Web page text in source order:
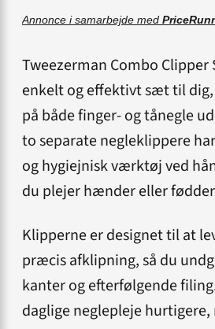
Annonce i samarbejde med
Tweezerman Combo Clipper
enkelt og effektivt sæt til
på både finger- og tånegle
to separate negleklippere
og hygiejnisk værktøj ved
du plejer hænder eller
Klipperne er designet til at
præcis afklipning, så du
kanter og efterfølgende
daglige neglepleje